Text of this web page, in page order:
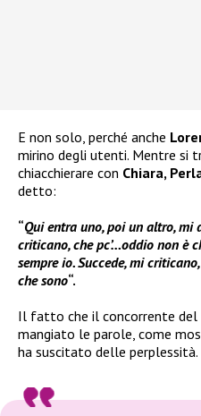
E non solo, perché anche
mirino degli utenti. Mentre si
chiacchierare con Chiara,
detto:
“Qui entra uno, poi un altro, mi
criticano, che pc’…oddio non è
sempre io. Succede, mi
che sono“.
Il fatto che il concorrente del
mangiato le parole, come
ha suscitato delle perplessità.